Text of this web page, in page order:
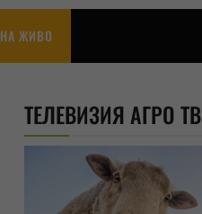
НА ЖИВО
ТЕЛЕВИЗИЯ АГРО ТВ